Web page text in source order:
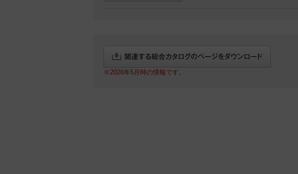
※2026年5月時の情報です。